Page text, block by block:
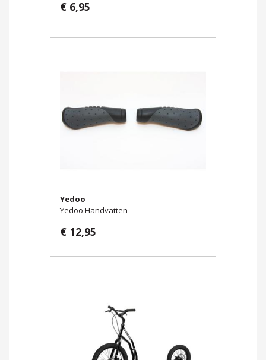
€ 6,95
Yedoo
Yedoo Handvatten
€ 12,95